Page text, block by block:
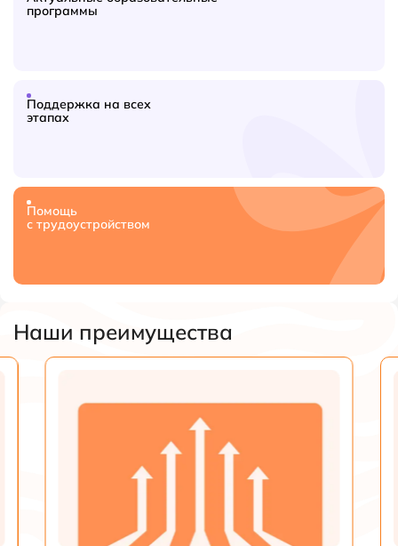
программы
Поддержка на всех
этапах
Помощь
с трудоустройством
Наши преимущества